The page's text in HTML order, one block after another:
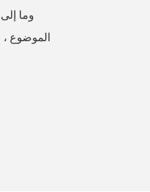
الموضوع